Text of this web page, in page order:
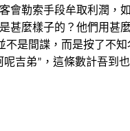
勒索手段牟取利潤，
麼樣子的？他們用甚
是間諜，而是按了不
吉弟”，這條數計吾到